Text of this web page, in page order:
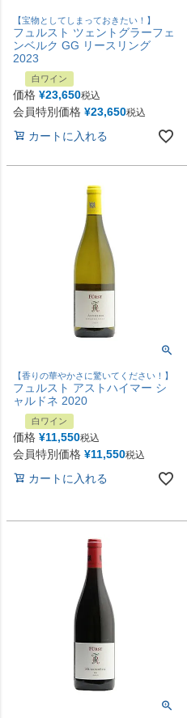
【宝物としてしまっておきたい！】
フュルスト ツェントグラーフェ
ンベルク GG リースリング
2023
白ワイン
価格 ¥23,650税込
会員特別価格 ¥23,650税込
カートに入れる
【香りの華やかさに驚いてください！】
フュルスト アストハイマー シ
ャルドネ 2020
白ワイン
価格 ¥11,550税込
会員特別価格 ¥11,550税込
カートに入れる